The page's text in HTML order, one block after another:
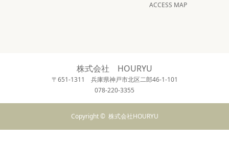
ACCESS MAP
株式会社 HOURYU
〒651-1311 兵庫県神戸市北区二郎46-1-101
078-220-3355
Copyright © 株式会社HOURYU